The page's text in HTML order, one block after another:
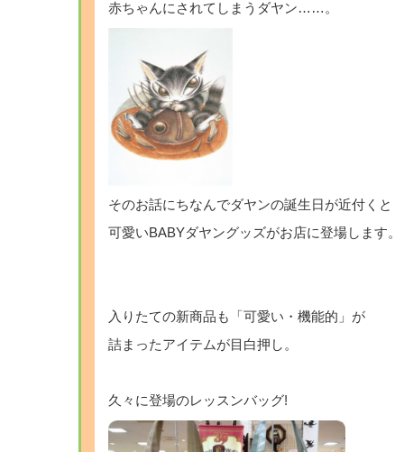
赤ちゃんにされてしまうダヤン……。
そのお話にちなんでダヤンの誕生日が近付くと
可愛いBABYダヤングッズがお店に登場します。
入りたての新商品も「可愛い・機能的」が
詰まったアイテムが目白押し。
久々に登場のレッスンバッグ!